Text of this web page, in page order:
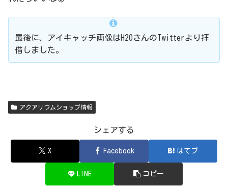
最後に、アイキャッチ画像はH2OさんのTwitterより拝
借しました。
アクアリウムショップ情報
シェアする
X Facebook はてブ
LINE コピー